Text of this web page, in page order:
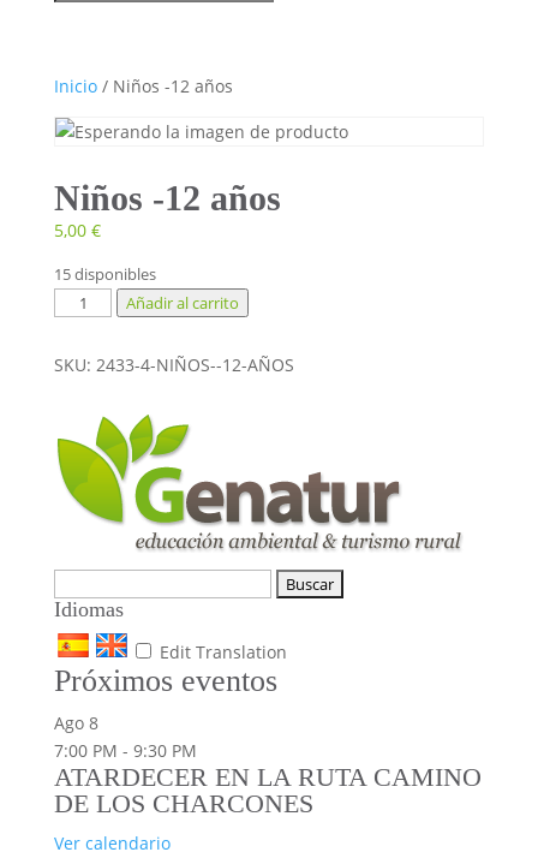
Inicio/ Niños -12 años
Niños -12 años
5,00 €
15 disponibles
Niños
años
Añadir al carrito
SKU: 2433-4-NIÑOS--12-AÑOS
Idiomas
Edit Translation
Próximos eventos
Ago 8
7:00 PM - 9:30 PM
ATARDECER EN LA RUTA CAMINO
DE LOS CHARCONES
Ver calendario